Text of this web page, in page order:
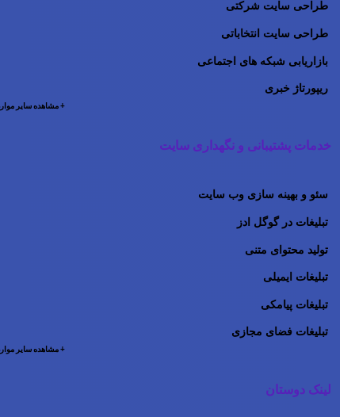
طراحی سایت شرکتی
طراحی سایت انتخاباتی
بازاریابی شبکه های اجتماعی
ریپورتاژ خبری
+ مشاهده سایر
خدمات پشتیبانی و نگهداری سایت
سئو و بهینه سازی وب سایت
تبلیغات در گوگل ادز
تولید محتوای متنی
تبلیغات ایمیلی
تبلیغات پیامکی
تبلیغات فضای مجازی
+ مشاهده سایر
لینک دوستان